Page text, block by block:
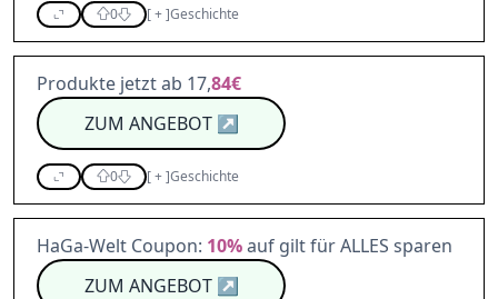
0 [+]Geschichte
Produkte jetzt ab 17,84€
ZUM ANGEBOT↗
0 [+]Geschichte
HaGa-Welt Coupon: 10%auf gilt für ALLES sparen
ZUM ANGEBOT↗